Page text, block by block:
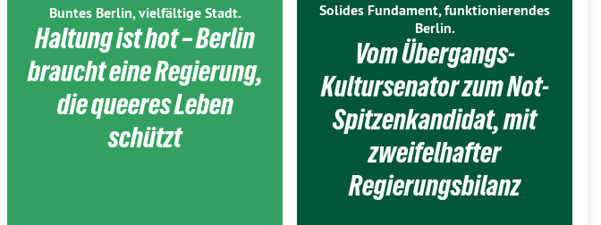
Buntes Berlin, vielfältige Stadt.
Haltung ist hot – Berlin
braucht eine Regierung,
die queeres Leben
schützt
Solides Fundament, funktionierendes
Berlin.
Vom Übergangs-
Kultursenator zum Not-
Spitzenkandidat, mit
zweifelhafter
Regierungsbilanz